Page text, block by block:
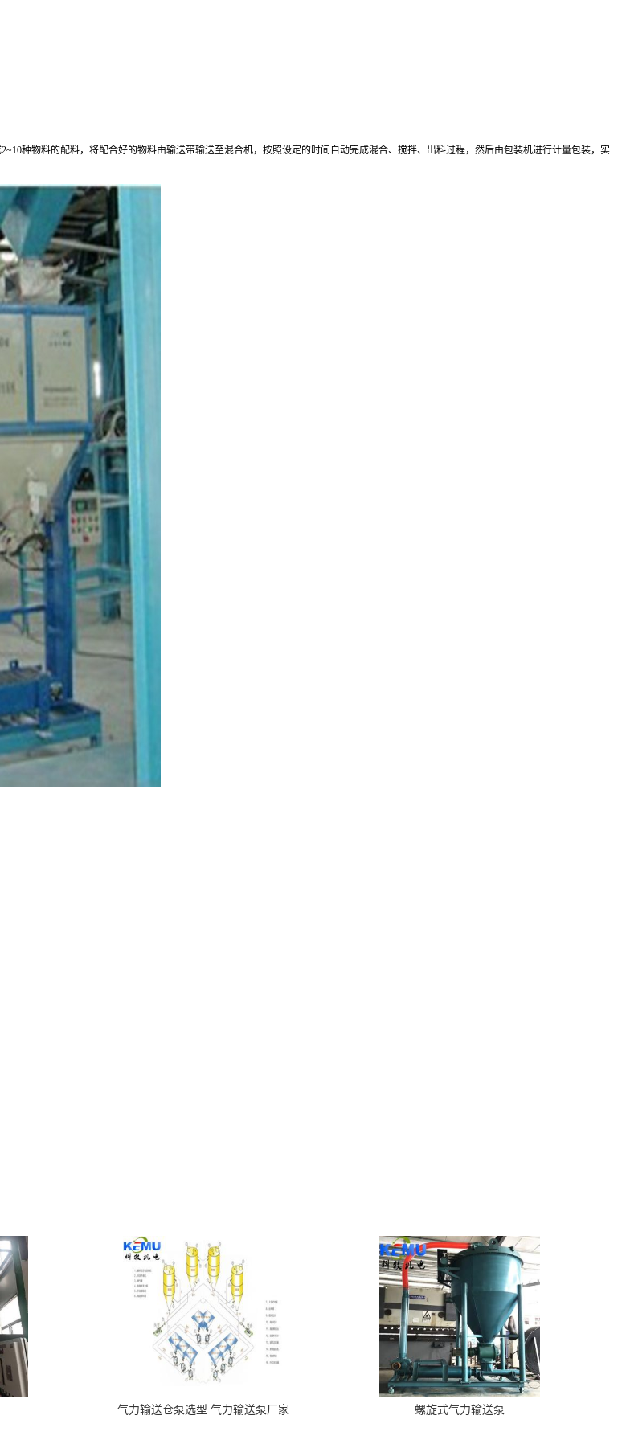
2~10种物料的配料，将配合好的物料由输送带输送至混合机，按照设定的时间自动完成混合、搅拌、出料过程，然后由包装机进行计量包装，实
气力输送仓泵选型 气力输送泵厂家 螺旋式气力输送泵